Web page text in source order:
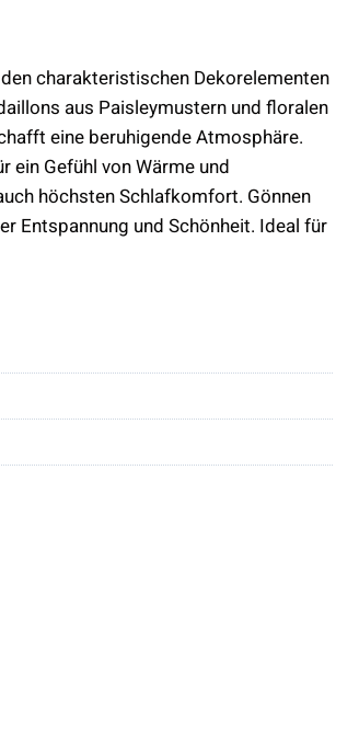
charakteristischen Dekorelementen
aus Paisleymustern und floralen
eine beruhigende Atmosphäre.
ein Gefühl von Wärme und
höchsten Schlafkomfort. Gönnen
Entspannung und Schönheit. Ideal für